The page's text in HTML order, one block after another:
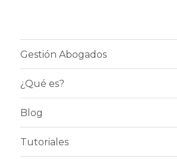
Gestión Abogados
¿Qué es?
Blog
Tutoriales